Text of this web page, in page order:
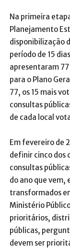
Na primeira
Planejamento
disponibilização
período de 15
apresentaram
para o Plano
77, os 15 mais
consultas
de cada local
Em fevereiro de
definir cinco dos
consultas
do ano que vem,
transformados
Ministério
prioritários,
públicas,
devem ser